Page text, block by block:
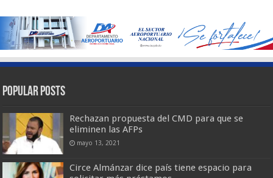
Popular Posts
Rechazan propuesta del CMD para que se
eliminen las AFPs
mayo 13, 2021
Circe Almánzar dice país tiene espacio para